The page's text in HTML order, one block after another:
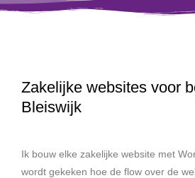
Zakelijke websites voor
Bleiswijk
Ik bouw elke zakelijke website met
wordt gekeken hoe de flow over de